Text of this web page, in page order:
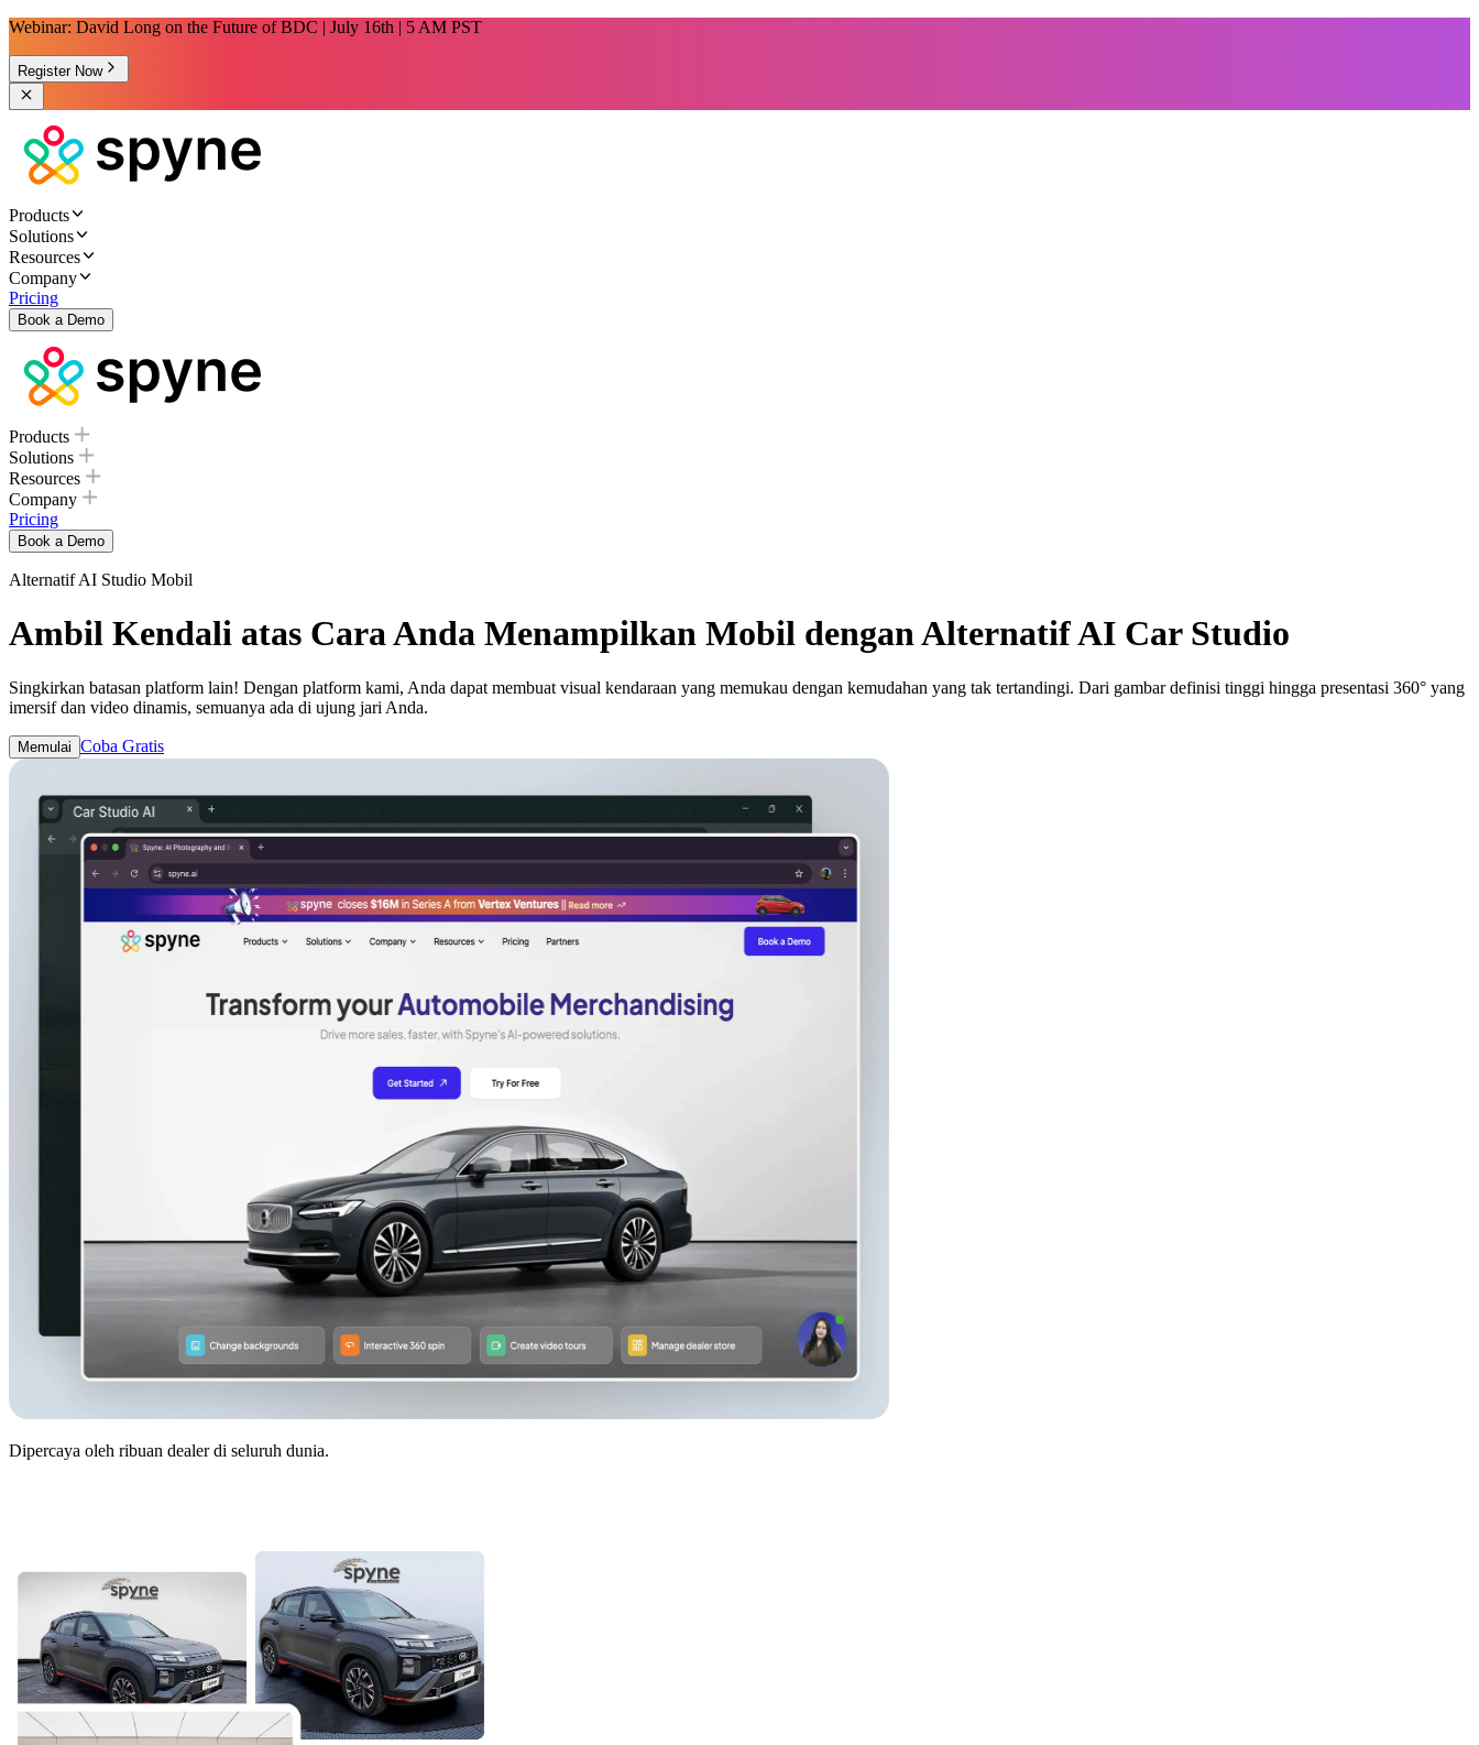
Webinar: David Long on the Future of BDC | July 16th | 5 AM PST
Register Now
Products
Solutions
Resources
Company
Pricing
Book a Demo
Products
Solutions
Resources
Company
Pricing
Book a Demo
Alternatif AI Studio Mobil
Ambil Kendali atas Cara Anda Menampilkan Mobil dengan Alternatif AI Car Studio
Singkirkan batasan platform lain! Dengan platform kami, Anda dapat membuat visual kendaraan yang memukau dengan kemudahan yang tak tertandingi. Dari gambar definisi tinggi hingga presentasi 360° yang
imersif dan video dinamis, semuanya ada di ujung jari Anda.
Memulai Coba Gratis
Dipercaya oleh ribuan dealer di seluruh dunia.